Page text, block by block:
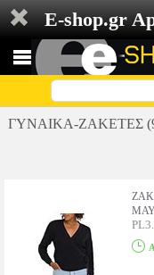
E-shop.gr
ΓΥΝΑΙΚΑ-ΖΑΚΕΤΕΣ